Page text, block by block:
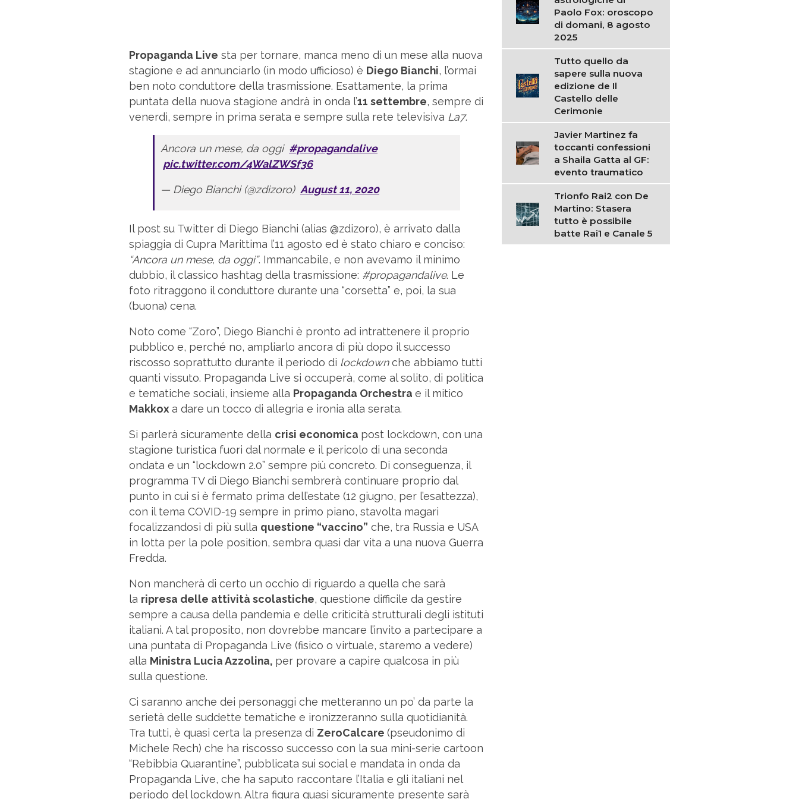
Propaganda Live sta per tornare, manca meno di un mese alla nuova
stagione e ad annunciarlo (in modo ufficioso) è Diego Bianchi, l’ormai
ben noto conduttore della trasmissione. Esattamente, la prima
puntata della nuova stagione andrà in onda l’11 settembre, sempre di
venerdì, sempre in prima serata e sempre sulla rete televisiva La7.
Ancora un mese, da oggi #propagandalive
pic.twitter.com/4WalZWSf36
— Diego Bianchi (@zdizoro) August 11, 2020
Il post su Twitter di Diego Bianchi (alias @zdizoro), è arrivato dalla
spiaggia di Cupra Marittima l’11 agosto ed è stato chiaro e conciso:
“Ancora un mese, da oggi”. Immancabile, e non avevamo il minimo
dubbio, il classico hashtag della trasmissione: #propagandalive. Le
foto ritraggono il conduttore durante una “corsetta” e, poi, la sua
(buona) cena.
Noto come “Zoro”, Diego Bianchi è pronto ad intrattenere il proprio
pubblico e, perché no, ampliarlo ancora di più dopo il successo
riscosso soprattutto durante il periodo di lockdownche abbiamo tutti
quanti vissuto. Propaganda Live si occuperà, come al solito, di politica
e tematiche sociali, insieme alla Propaganda Orchestra e il mitico
Makkox a dare un tocco di allegria e ironia alla serata.
Si parlerà sicuramente della crisi economica post lockdown, con una
stagione turistica fuori dal normale e il pericolo di una seconda
ondata e un “lockdown 2.0” sempre più concreto. Di conseguenza, il
programma TV di Diego Bianchi sembrerà continuare proprio dal
punto in cui si è fermato prima dell’estate (12 giugno, per l’esattezza),
con il tema COVID-19 sempre in primo piano, stavolta magari
focalizzandosi di più sulla questione “vaccino” che, tra Russia e USA
in lotta per la pole position, sembra quasi dar vita a una nuova Guerra
Fredda.
Non mancherà di certo un occhio di riguardo a quella che sarà
la ripresa delle attività scolastiche, questione difficile da gestire
sempre a causa della pandemia e delle criticità strutturali degli istituti
italiani. A tal proposito, non dovrebbe mancare l’invito a partecipare a
una puntata di Propaganda Live (fisico o virtuale, staremo a vedere)
alla Ministra Lucia Azzolina, per provare a capire qualcosa in più
sulla questione.
Ci saranno anche dei personaggi che metteranno un po’ da parte la
serietà delle suddette tematiche e ironizzeranno sulla quotidianità.
Tra tutti, è quasi certa la presenza di ZeroCalcare (pseudonimo di
Michele Rech) che ha riscosso successo con la sua mini-serie cartoon
“Rebibbia Quarantine”, pubblicata sui social e mandata in onda da
Propaganda Live, che ha saputo raccontare l’Italia e gli italiani nel
periodo del lockdown. Altra figura quasi sicuramente presente sarà
Paolo Fox: oroscopo
di domani, 8 agosto
2025
Tutto quello da
sapere sulla nuova
edizione de Il
Castello delle
Cerimonie
Javier Martinez fa
toccanti confessioni
a Shaila Gatta al GF:
evento traumatico
Trionfo Rai2 con De
Martino: Stasera
tutto è possibile
batte Rai1 e Canale 5